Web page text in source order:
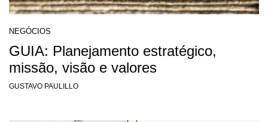
NEGÓCIOS
GUIA: Planejamento estratégico,
missão, visão e valores
GUSTAVO PAULILLO